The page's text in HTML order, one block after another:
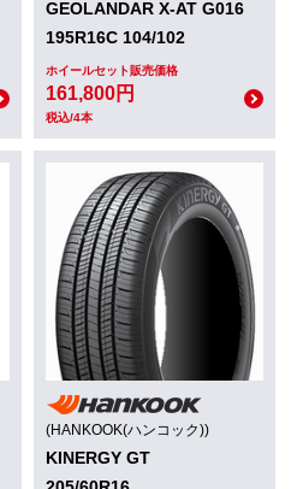
GEOLANDAR X-AT G016
195R16C 104/102
ホイールセット販売価格
161,800円
税込/4本
(HANKOOK(ハンコック))
KINERGY GT